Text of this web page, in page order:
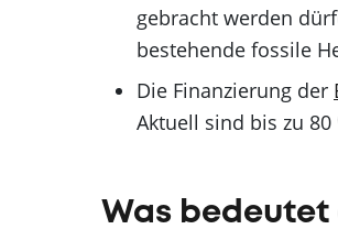
gebracht werden
bestehende fossile
Die Finanzierung der
Aktuell sind bis zu
Was bedeutet